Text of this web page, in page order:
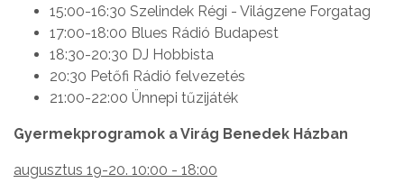
15:00-16:30 Szelindek Régi - Világzene Forgatag
17:00-18:00 Blues Rádió Budapest
18:30-20:30 DJ Hobbista
20:30 Petőfi Rádió felvezetés
21:00-22:00 Ünnepi tűzijáték
Gyermekprogramok a Virág Benedek Házban
augusztus 19-20. 10:00 - 18:00